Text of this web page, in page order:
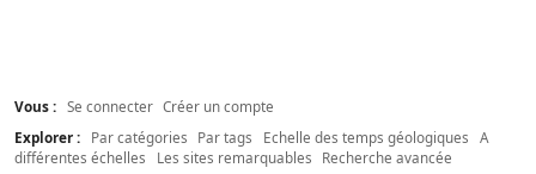
Vous : Se connecter Créer un compte
Explorer :
Par catégories Par tags Echelle des temps géologiques
A
différentes échelles
Les sites remarquables Recherche avancée